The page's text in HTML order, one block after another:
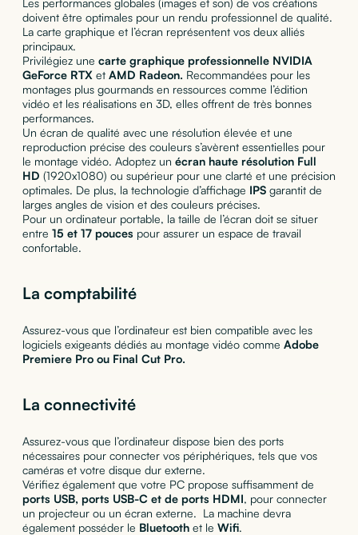
doivent être optimales pour un rendu professionnel de qualité.
La carte graphique et l’écran représentent vos deux alliés
principaux.
Privilégiez une carte graphique professionnelle NVIDIA
GeForce RTXet AMD Radeon. Recommandées pour les
montages plus gourmands en ressources comme l’édition
vidéo et les réalisations en 3D, elles offrent de très bonnes
performances.
Un écran de qualité avec une résolution élevée et une
reproduction précise des couleurs s’avèrent essentielles pour
le montage vidéo. Adoptez un écran haute résolution Full
HD (1920x1080) ou supérieur pour une clarté et une précision
optimales. De plus, la technologie d’affichage IPSgarantit de
larges angles de vision et des couleurs précises.
Pour un ordinateur portable, la taille de l’écran doit se situer
entre 15 et 17 pouces pour assurer un espace de travail
confortable.
La comptabilité
Assurez-vous que l’ordinateur est bien compatible avec les
logiciels exigeants dédiés au montage vidéo comme Adobe
Premiere Pro ou Final Cut Pro.
La connectivité
Assurez-vous que l’ordinateur dispose bien des ports
nécessaires pour connecter vos périphériques, tels que vos
caméras et votre disque dur externe.
Vérifiez également que votre PC propose suffisamment de
ports USB, ports USB-C et de ports HDMI, pour connecter
un projecteur ou un écran externe. La machine devra
également posséder le Bluetoothet le Wifi.